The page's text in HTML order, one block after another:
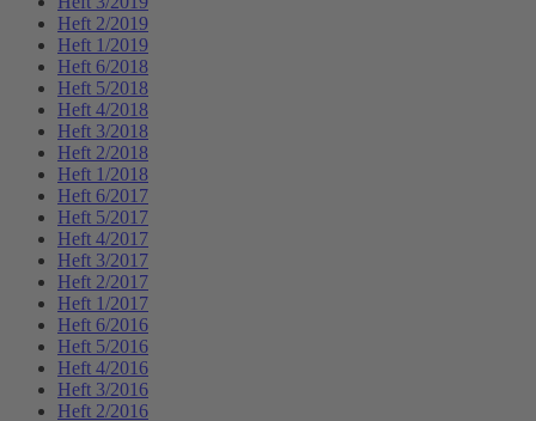
Heft 2/2019
Heft 1/2019
Heft 6/2018
Heft 5/2018
Heft 4/2018
Heft 3/2018
Heft 2/2018
Heft 1/2018
Heft 6/2017
Heft 5/2017
Heft 4/2017
Heft 3/2017
Heft 2/2017
Heft 1/2017
Heft 6/2016
Heft 5/2016
Heft 4/2016
Heft 3/2016
Heft 2/2016